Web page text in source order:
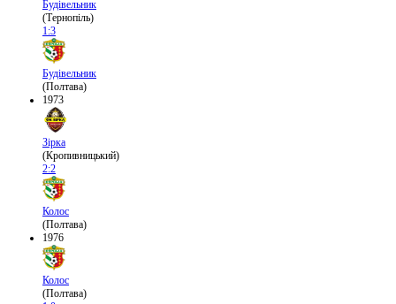
Будівельник
(Тернопіль)
1:3
Будівельник
(Полтава)
1973
Зірка
(Кропивницький)
2:2
Колос
(Полтава)
1976
Колос
(Полтава)